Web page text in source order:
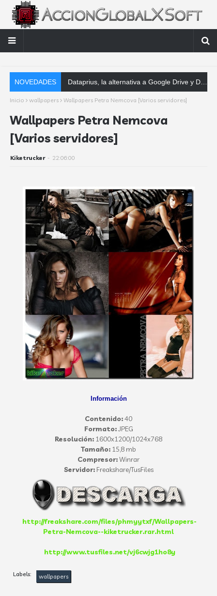
NOVEDADES Dataprius, la alternativa a Google Drive y Dropbox que las empresas deberían conocer
Inicio wallpapers Wallpapers Petra Nemcova [Varios servidores]
Wallpapers Petra Nemcova
[Varios servidores]
Kiketrucker - 22:06:00
Información
Contenido:40
Formato:JPEG
Resolución: 1600x1200/1024x768
Tamaño: 15,8 mb
Compresor:Winrar
Servidor:Freakshare/TusFiles
http://freakshare.com/files/phmyytxf/Wallpapers-
Petra-Nemcova--kiketrucker.rar.html
http://www.tusfiles.net/vj6cwjg1ho8y
Labels: wallpapers